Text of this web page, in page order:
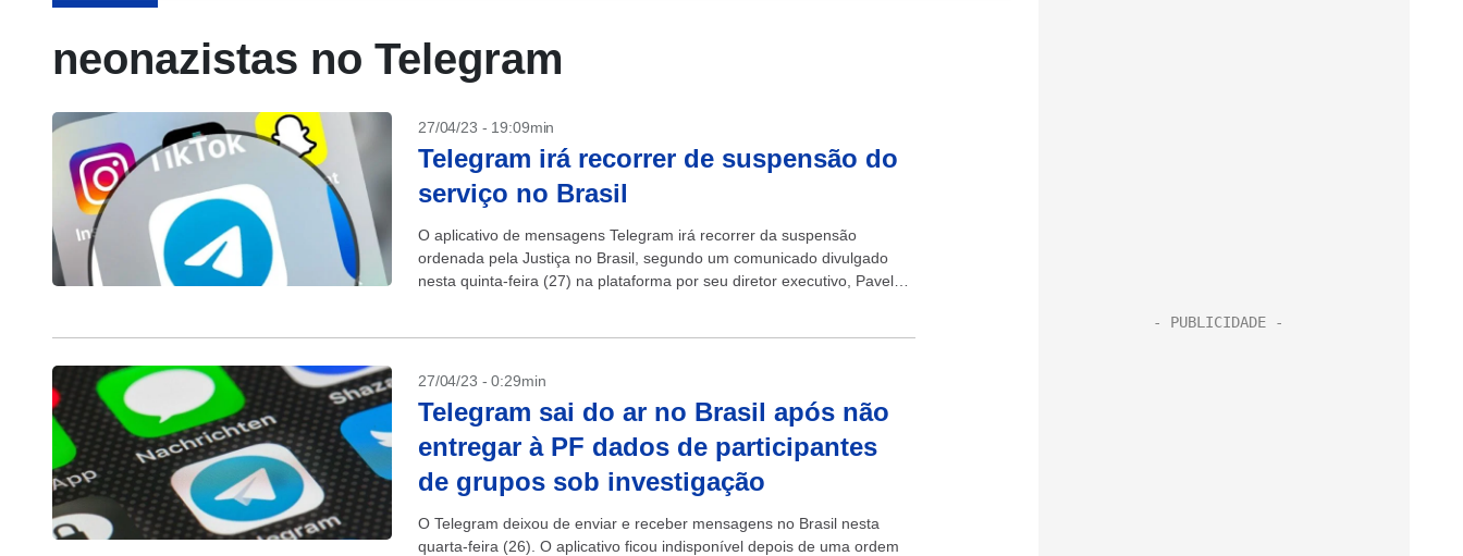
neonazistas no Telegram
27/04/23 - 19:09min
Telegram irá recorrer de suspensão do
serviço no Brasil
O aplicativo de mensagens Telegram irá recorrer da suspensão
ordenada pela Justiça no Brasil, segundo um comunicado divulgado
nesta quinta-feira (27) na plataforma por seu diretor executivo, Pavel
27/04/23 - 0:29min
Telegram sai do ar no Brasil após não
entregar à PF dados de participantes
de grupos sob investigação
O Telegram deixou de enviar e receber mensagens no Brasil nesta
quarta-feira (26). O aplicativo ficou indisponível depois de uma ordem